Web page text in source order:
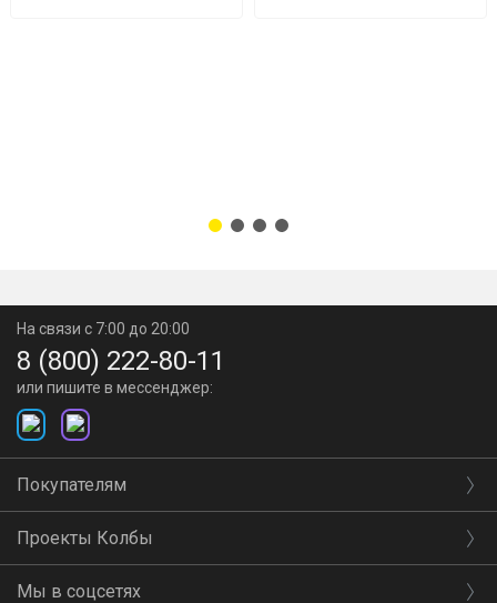
На связи с 7:00 до 20:00
8 (800) 222-80-11
или пишите в мессенджер:
Покупателям
Проекты Колбы
Мы в соцсетях